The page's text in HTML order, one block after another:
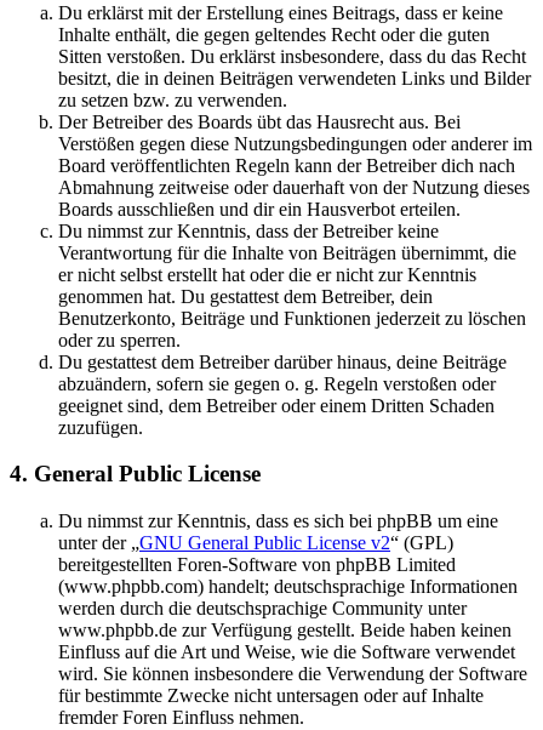
Du erklärst mit der Erstellung eines Beitrags, dass er keine
Inhalte enthält, die gegen geltendes Recht oder die guten
Sitten verstoßen. Du erklärst insbesondere, dass du das Recht
besitzt, die in deinen Beiträgen verwendeten Links und Bilder
zu setzen bzw. zu verwenden.
Der Betreiber des Boards übt das Hausrecht aus. Bei
Verstößen gegen diese Nutzungsbedingungen oder anderer im
Board veröffentlichten Regeln kann der Betreiber dich nach
Abmahnung zeitweise oder dauerhaft von der Nutzung dieses
Boards ausschließen und dir ein Hausverbot erteilen.
Du nimmst zur Kenntnis, dass der Betreiber keine
Verantwortung für die Inhalte von Beiträgen übernimmt, die
er nicht selbst erstellt hat oder die er nicht zur Kenntnis
genommen hat. Du gestattest dem Betreiber, dein
Benutzerkonto, Beiträge und Funktionen jederzeit zu löschen
oder zu sperren.
Du gestattest dem Betreiber darüber hinaus, deine Beiträge
abzuändern, sofern sie gegen o. g. Regeln verstoßen oder
geeignet sind, dem Betreiber oder einem Dritten Schaden
zuzufügen.
4. General Public License
Du nimmst zur Kenntnis, dass es sich bei phpBB um eine
unter der „GNU General Public License v2“ (GPL)
bereitgestellten Foren-Software von phpBB Limited
(www.phpbb.com) handelt; deutschsprachige Informationen
werden durch die deutschsprachige Community unter
www.phpbb.de zur Verfügung gestellt. Beide haben keinen
Einfluss auf die Art und Weise, wie die Software verwendet
wird. Sie können insbesondere die Verwendung der Software
für bestimmte Zwecke nicht untersagen oder auf Inhalte
fremder Foren Einfluss nehmen.